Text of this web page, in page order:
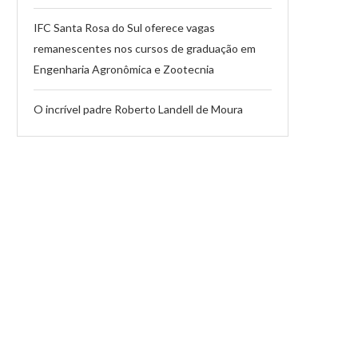
IFC Santa Rosa do Sul oferece vagas
remanescentes nos cursos de graduação em
Engenharia Agronômica e Zootecnia
O incrível padre Roberto Landell de Moura